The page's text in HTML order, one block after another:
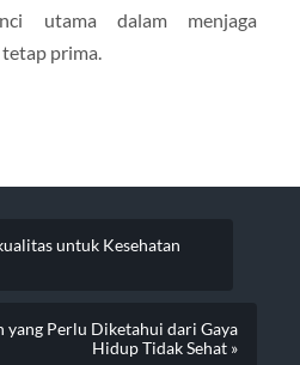
utama dalam menjaga
prima.
untuk Kesehatan
yang Perlu Diketahui dari Gaya
Hidup Tidak Sehat »